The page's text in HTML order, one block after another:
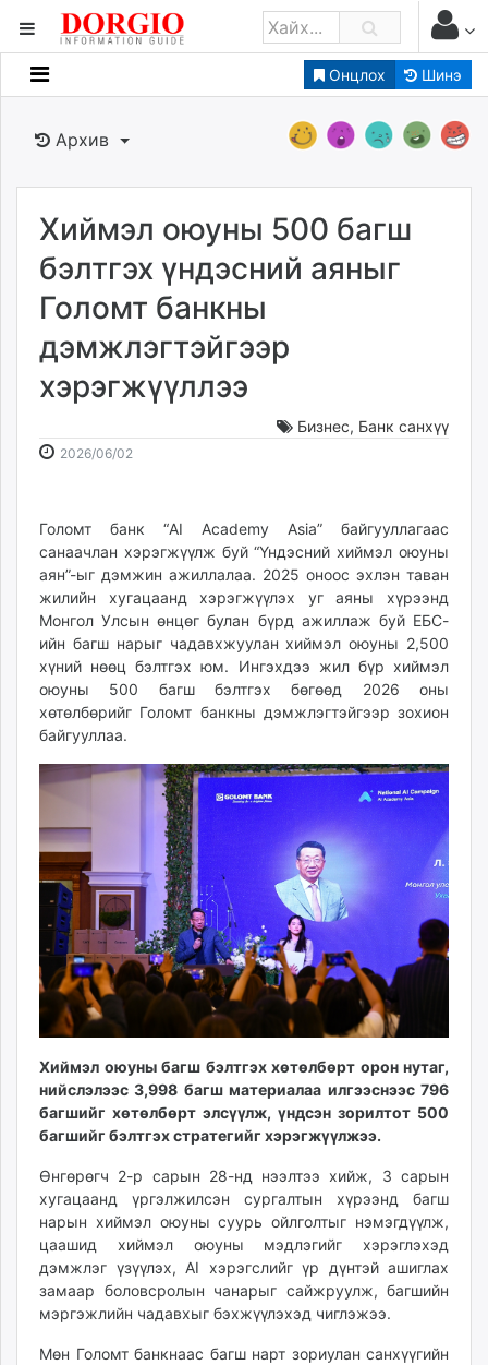
Онцлох Шинэ
Мэдээллийн
Банк санхүү
Бизнес ААН
Төрийн
dorgio.mn
Gogo.mn
caak.mn
news.mn
Baabar.mn
mnb.mn
Livetv.mn
Eguur.mn
24tsag.mn
shuud.mn
eagle.mn
ergelt.mn
zarig.mn
zuv.mn
ugluu.mn
urlag.mn
unen.mn
asu.mn
shudarga.mn
shuurhai.mn
unuudur.mn
isee.mn
fact.mn
itoim.mn
tumen.mn
times.mn
tvmongolia.mn
mass.mn
unegui.mn
assa.mn
toim.mn
tac.mn
Архив
Хиймэл оюуны 500 багш
бэлтгэх үндэсний аяныг
Голомт банкны
дэмжлэгтэйгээр
хэрэгжүүллээ
Бизнес, Банк санхүү
2026/06/02
12:34:30
04:19:59
Голомт банк “AI Academy Asia” байгууллагаас
санаачлан хэрэгжүүлж буй “Үндэсний хиймэл оюуны
аян”-ыг дэмжин ажиллалаа. 2025 оноос эхлэн таван
жилийн хугацаанд хэрэгжүүлэх уг аяны хүрээнд
Монгол Улсын өнцөг булан бүрд ажиллаж буй ЕБС-
ийн багш нарыг чадавхжуулан хиймэл оюуны 2,500
хүний нөөц бэлтгэх юм. Ингэхдээ жил бүр хиймэл
оюуны 500 багш бэлтгэх бөгөөд 2026 оны
хөтөлбөрийг Голомт банкны дэмжлэгтэйгээр зохион
байгууллаа.
Хиймэл оюуны багш бэлтгэх хөтөлбөрт орон нутаг,
нийслэлээс 3,998 багш материалаа илгээснээс 796
багшийг хөтөлбөрт элсүүлж, үндсэн зорилтот 500
багшийг бэлтгэх стратегийг хэрэгжүүлжээ.
Өнгөрөгч 2-р сарын 28-нд нээлтээ хийж, 3 сарын
хугацаанд үргэлжилсэн сургалтын хүрээнд багш
нарын хиймэл оюуны суурь ойлголтыг нэмэгдүүлж,
цаашид хиймэл оюуны мэдлэгийг хэрэглэхэд
дэмжлэг үзүүлэх, AI хэрэгслийг үр дүнтэй ашиглах
замаар боловсролын чанарыг сайжруулж, багшийн
мэргэжлийн чадавхыг бэхжүүлэхэд чиглэжээ.
Мөн Голомт банкнаас багш нарт зориулан санхүүгийн